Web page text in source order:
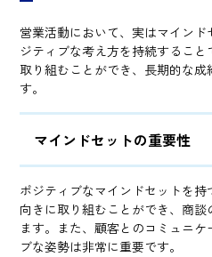
営業活動において、実はマイン
ジティブな考え方を持続するこ
取り組むことができ、長期的な
す。
マインドセットの重要性
ポジティブなマインドセットを
向きに取り組むことができ、商
ます。また、顧客とのコミュニ
ブな姿勢は非常に重要です。